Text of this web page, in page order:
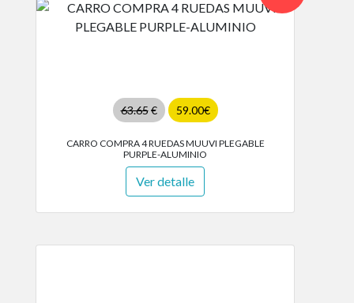
63.65€ 59.00€
CARRO COMPRA 4 RUEDAS MUUVI PLEGABLE
PURPLE-ALUMINIO
Ver detalle